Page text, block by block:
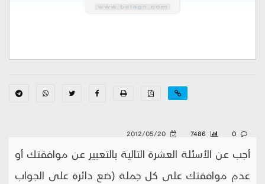
أجب عن الأسئلة العشرة التالية بالتعبير عن موافقتك أو
عدم موافقتك على كل جملة (ضع دائرة على الجواب